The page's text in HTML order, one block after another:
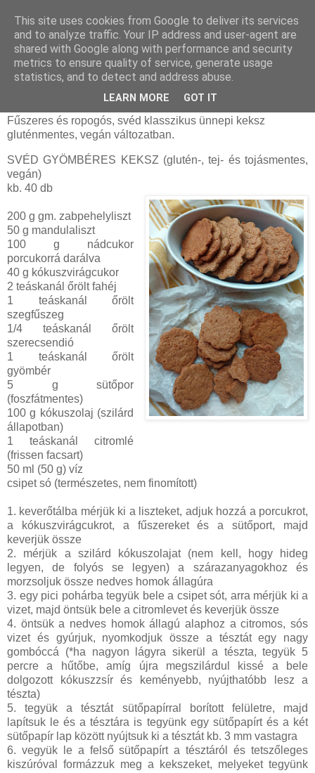
csütörtök, november 21, 2024
Svéd gyömbéres keksz (glutén-, tej- és
tojásmentes, vegán)
Fűszeres és ropogós, svéd klasszikus ünnepi keksz
gluténmentes, vegán változatban.
SVÉD GYÖMBÉRES KEKSZ (glutén-, tej- és tojásmentes,
vegán)
kb. 40 db
200 g gm. zabpehelyliszt
50 g mandulaliszt
100 g nádcukor
porcukorrá darálva
40 g kókuszvirágcukor
2 teáskanál őrölt fahéj
1 teáskanál őrölt
szegfűszeg
1/4 teáskanál őrölt
szerecsendió
1 teáskanál őrölt
gyömbér
5 g sütőpor
(foszfátmentes)
100 g kókuszolaj (szilárd
állapotban)
1 teáskanál citromlé
(frissen facsart)
50 ml (50 g) víz
csipet só (természetes, nem finomított)
1. keverőtálba mérjük ki a liszteket, adjuk hozzá a porcukrot,
a kókuszvirágcukrot, a fűszereket és a sütőport, majd
keverjük össze
2. mérjük a szilárd kókuszolajat (nem kell, hogy hideg
legyen, de folyós se legyen) a szárazanyagokhoz és
morzsoljuk össze nedves homok állagúra
3. egy pici pohárba tegyük bele a csipet sót, arra mérjük ki a
vizet, majd öntsük bele a citromlevet és keverjük össze
4. öntsük a nedves homok állagú alaphoz a citromos, sós
vizet és gyúrjuk, nyomkodjuk össze a tésztát egy nagy
gombóccá (*ha nagyon lágyra sikerül a tészta, tegyük 5
percre a hűtőbe, amíg újra megszilárdul kissé a bele
dolgozott kókuszzsír és keményebb, nyújthatóbb lesz a
tészta)
5. tegyük a tésztát sütőpapírral borított felületre, majd
lapítsuk le és a tésztára is tegyünk egy sütőpapírt és a két
sütőpapír lap között nyújtsuk ki a tésztát kb. 3 mm vastagra
6. vegyük le a felső sütőpapírt a tésztáról és tetszőleges
kiszúróval formázzuk meg a kekszeket, melyeket tegyünk
This site uses cookies from Google to deliver its services
and to analyze traffic. Your IP address and user-agent are
shared with Google along with performance and security
metrics to ensure quality of service, generate usage
statistics, and to detect and address abuse.
LEARN MORE GOT IT